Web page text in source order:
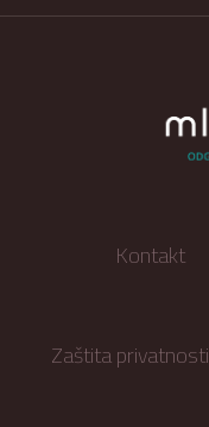
Kontakt
Zaštita privatnosti